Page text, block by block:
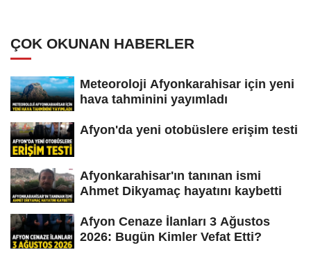
ÇOK OKUNAN HABERLER
Meteoroloji Afyonkarahisar için yeni
hava tahminini yayımladı
Afyon'da yeni otobüslere erişim testi
Afyonkarahisar'ın tanınan ismi
Ahmet Dikyamaç hayatını kaybetti
Afyon Cenaze İlanları 3 Ağustos
2026: Bugün Kimler Vefat Etti?